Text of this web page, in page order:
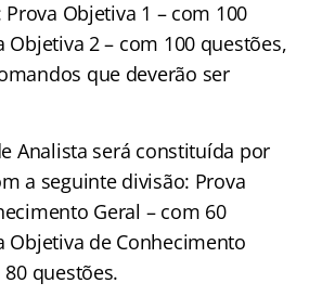
Objetiva 1 – com 100
Objetiva 2 – com 100 questões,
que deverão ser
Analista será constituída por
a seguinte divisão: Prova
Geral – com 60
Objetiva de Conhecimento
questões.